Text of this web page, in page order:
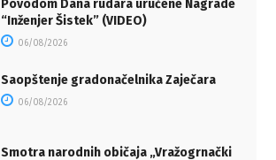
Povodom Dana rudara uručene Nagrade
“Inženjer Šistek” (VIDEO)
06/08/2026
Saopštenje gradonačelnika Zaječara
06/08/2026
Smotra narodnih običaja „Vražogrnački